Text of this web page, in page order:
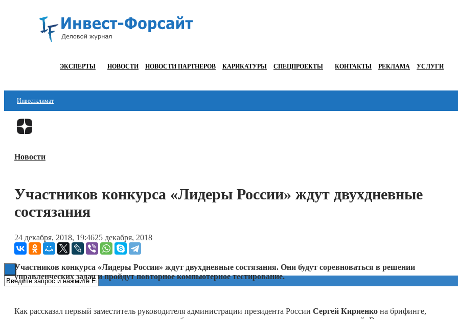
ЭКСПЕРТЫ НОВОСТИ НОВОСТИ ПАРТНЕРОВ КАРИКАТУРЫ СПЕЦПРОЕКТЫ КОНТАКТЫ РЕКЛАМА УСЛУГИ
Инвестклимат
Финансы
Блокчейн
Книги
Новости
Участников конкурса «Лидеры России» ждут двухдневные
состязания
24 декабря, 2018, 19:4625 декабря, 2018
Участников конкурса «Лидеры России» ждут двухдневные состязания. Они будут соревноваться в решении
управленческих задач и пройдут повторное компьютерное тестирование.
Как рассказал первый заместитель руководителя администрации президента России Сергей Кириенко на брифинге,